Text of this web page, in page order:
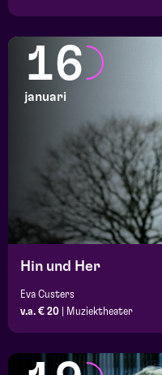
16
januari
Hin und Her
Eva Custers
v.a. € 20
Muziektheater